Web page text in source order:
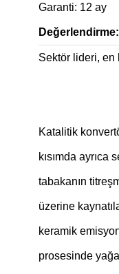
Garanti: 12 ay
Değerlendirme:
Sektör lideri, en
Katalitik
kısımda ayrıca
tabakanın
üzerine
keramik
prosesinde yağa